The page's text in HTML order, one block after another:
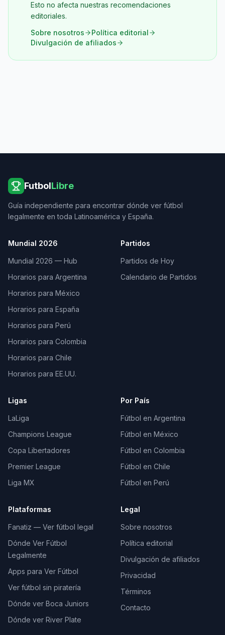
Esto no afecta nuestras recomendaciones
editoriales.
Sobre nosotros
Política editorial
Divulgación de afiliados
FutbolLibre
Guía independiente para encontrar dónde ver fútbol
legalmente en toda Latinoamérica y España.
Mundial 2026
Mundial 2026 — Hub
Horarios para Argentina
Horarios para México
Horarios para España
Horarios para Perú
Horarios para Colombia
Horarios para Chile
Horarios para EE.UU.
Partidos
Partidos de Hoy
Calendario de Partidos
Ligas
LaLiga
Champions League
Copa Libertadores
Premier League
Liga MX
Por País
Fútbol en Argentina
Fútbol en México
Fútbol en Colombia
Fútbol en Chile
Fútbol en Perú
Plataformas
Fanatiz — Ver fútbol legal
Dónde Ver Fútbol
Legalmente
Apps para Ver Fútbol
Ver fútbol sin piratería
Dónde ver Boca Juniors
Dónde ver River Plate
Legal
Sobre nosotros
Política editorial
Divulgación de afiliados
Privacidad
Términos
Contacto